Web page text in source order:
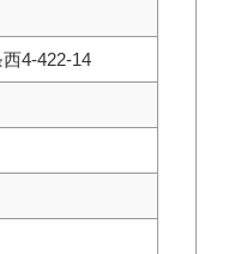
4-422-14